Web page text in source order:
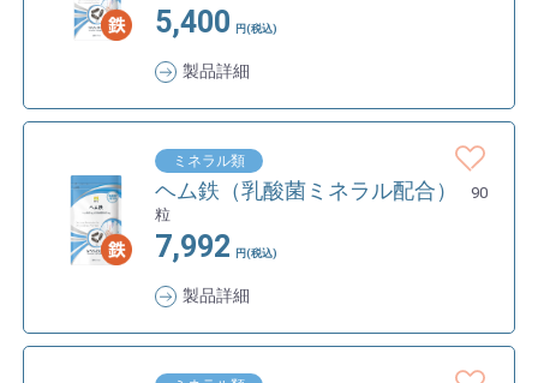
5,400 円(税込)
製品詳細
ミネラル類
ヘム鉄（乳酸菌ミネラル配合）
90
粒
7,992 円(税込)
製品詳細